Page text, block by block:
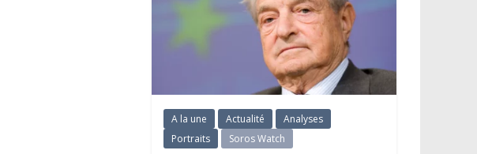
A la une Actualité
Analyses
Portraits
Soros Watch